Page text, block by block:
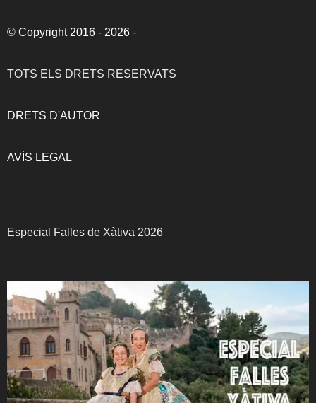
© Copyright 2016 - 2026 -
TOTS ELS DRETS RESERVATS
DRETS D'AUTOR
AVÍS LEGAL
Especial Falles de Xàtiva 2026